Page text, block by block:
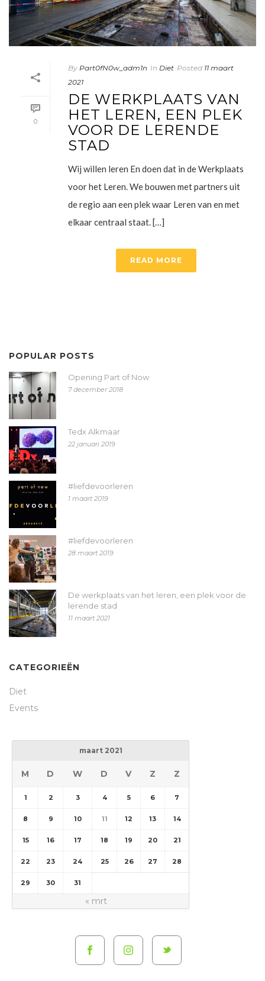
0
By Part0fN0w_adm1n In Diet Posted 11 maart
2021
DE WERKPLAATS VAN
HET LEREN, EEN PLEK
VOOR DE LERENDE
STAD
Wij willen leren En doen dat in de Werkplaats
voor het Leren. We bouwen met partners uit
de regio aan een plek waar Leren van en met
elkaar centraal staat. […]
READ MORE
POPULAR POSTS
Opening Part of Now
7 december 2018
Tedx Alkmaar
22 januari 2019
#liefdevoorleren
1 maart 2019
#liefdevoorleren
28 maart 2019
De werkplaats van het leren, een plek voor de
lerende stad
11 maart 2021
CATEGORIEËN
Diet
Events
maart 2021
M D W D V Z Z
1 2 3 4 5 6 7
8 9 10 11 12 13 14
15 16 17 18 19 20 21
22 23 24 25 26 27 28
29 30 31
« mrt